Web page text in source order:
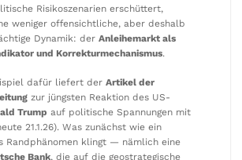
Risikoszenarien erschüttert,
weniger offensichtliche, aber deshalb
Dynamik: der Anleihemarkt als
und Korrekturmechanismus.
dafür liefert der Artikel der
zur jüngsten Reaktion des US-
Trump auf politische Spannungen mit
21.1.26). Was zunächst wie ein
Randphänomen klingt — nämlich eine
Bank, die auf die geostrategische